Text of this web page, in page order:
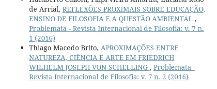
de Arrial, REFLEXÕES PROXIMAIS SOBRE EDUCAÇÃO,
ENSINO DE FILOSOFIA E A QUESTÃO AMBIENTAL ,
Problemata - Revista Internacional de Filosofia: v. 7 n.
1 (2016)
Thiago Macedo Brito, APROXIMAÇÕES ENTRE
NATUREZA, CIÊNCIA E ARTE EM FRIEDRICH
WILHELM JOSEPH VON SCHELLING , Problemata -
Revista Internacional de Filosofia: v. 7 n. 2 (2016)